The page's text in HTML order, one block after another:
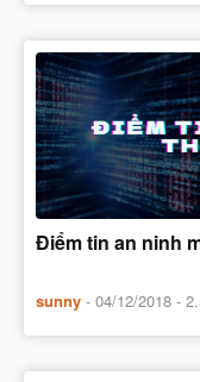
Điểm tin an ninh
sunny - 04/12/2018 -